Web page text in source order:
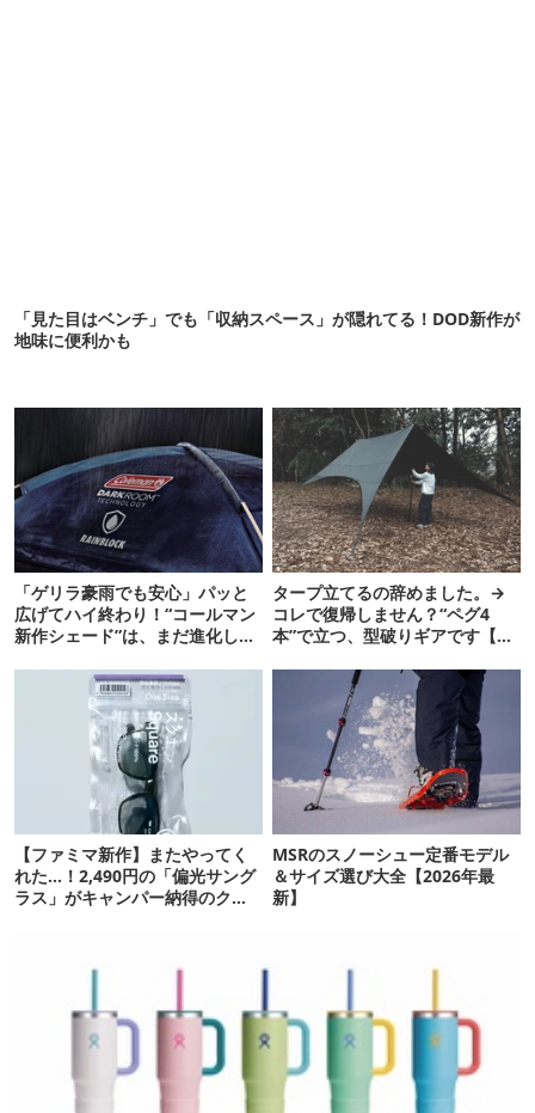
「見た目はベンチ」でも「収納スペース」が隠れてる！DOD新作が
地味に便利かも
「ゲリラ豪雨でも安心」パッと
広げてハイ終わり！“コールマン
新作シェード”は、まだ進化して
タープ立てるの辞めました。→
コレで復帰しません？“ペグ4
本”で立つ、型破りギアです【ド
【ファミマ新作】またやってく
れた…！2,490円の「偏光サング
ラス」がキャンパー納得のクオ
MSRのスノーシュー定番モデル
＆サイズ選び大全【2026年最
新】